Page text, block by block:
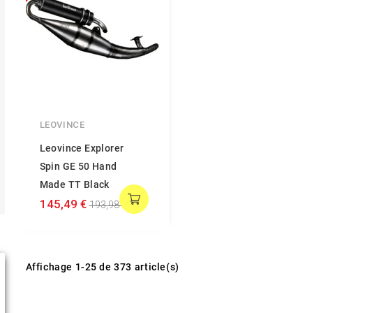
LEOVINCE
Leovince Explorer
Spin GE 50 Hand
Made TT Black
145,49 € 193,98 €
Affichage 1-25 de 373 article(s)